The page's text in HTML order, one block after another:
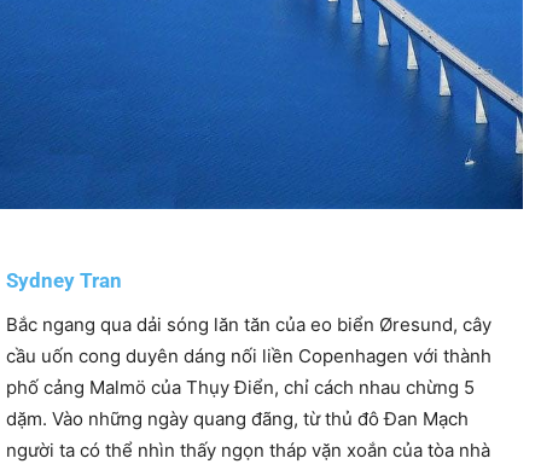
Sydney Tran
Bắc ngang qua dải sóng lăn tăn của eo biển Øresund, cây
cầu uốn cong duyên dáng nối liền Copenhagen với thành
phố cảng Malmö của Thụy Điển, chỉ cách nhau chừng 5
dặm. Vào những ngày quang đãng, từ thủ đô Đan Mạch
người ta có thể nhìn thấy ngọn tháp vặn xoắn của tòa nhà